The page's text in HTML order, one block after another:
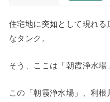
住宅地に突如として現れる
なタンク。
そう、ここは「朝霞浄水場
この「朝霞浄水場」、利